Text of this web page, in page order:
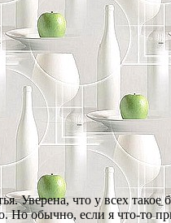
Уверена, что у всех такое
Но обычно, если я что-то